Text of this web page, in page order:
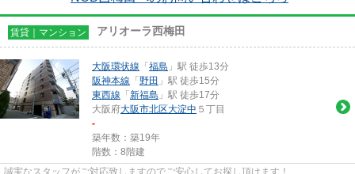
賃貸｜マンション アリオーラ西梅田
大阪環状線 「 福島 」駅 徒歩13分
阪神本線 「 野田 」駅 徒歩15分
東西線 「 新福島 」駅 徒歩17分
大阪府大阪市北区大淀中 ５丁目
-
築年数：築19年
階数：8階建
誠実なスタッフがご対応致しますのでご安心してお探し頂けます！